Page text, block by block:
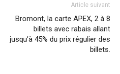
Article suivant
Bromont, la carte APEX, 2 à 8
billets avec rabais allant
jusqu’à 45% du prix régulier des
billets.